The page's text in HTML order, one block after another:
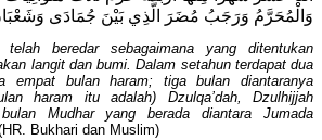
وَالْمُحَرَّمُ وَرَجَبُ مُضَرَ الَّذِي بَيْنَ جُمَادَى
telah beredar sebagaimana yang ditentukan
langit dan bumi. Dalam setahun terdapat dua
empat bulan haram; tiga bulan diantaranya
haram itu adalah) Dzulqa’dah, Dzulhijjah
Mudhar yang berada diantara Jumada
Bukhari dan Muslim)